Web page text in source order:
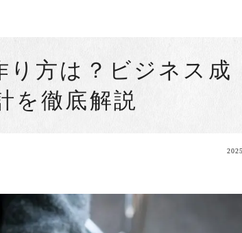
方は？ビジネス成
を徹底解説